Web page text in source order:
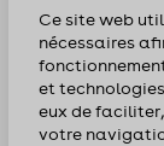
Pour nous
Ce site web
nécessaires
et
eux de
votre